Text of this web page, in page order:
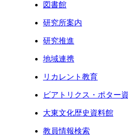
図書館
研究所案内
研究推進
地域連携
リカレント教育
ビアトリクス・ポター
大東文化歴史資料館
教員情報検索